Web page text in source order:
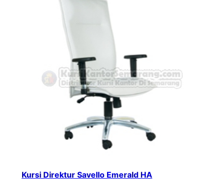
Kursi Direktur Savello Emerald HA